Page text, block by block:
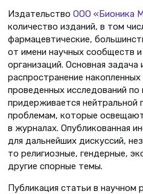
Издательство ООО «Бионика
количество изданий, в том
фармацевтические,
от имени научных сообществ
организаций. Основная задача
распространение
проведенных исследований
придерживается нейтральной
проблемам, которые
в журналах. Опубликованная
для дальнейших дискуссий,
то религиозные, гендерные,
другие спорные темы.
Публикация статьи в научном